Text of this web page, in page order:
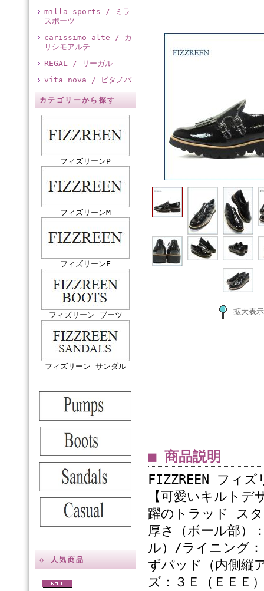
milla sports / ミラ
スポーツ
carissimo alte / カ
リシモアルテ
REGAL / リーガル
vita nova / ビタノバ
カテゴリーから探す
フィズリーンP
フィズリーンM
フィズリーンF
フィズリーン ブーツ
フィズリーン サンダル
◇ 人気商品
拡大表示
■ 商品説明
FIZZREEN フ
【可愛いキルト
躍のトラッド ス
厚さ（ボール部）
ル）/ライニング
ずパッド（内側縦
ズ：３Ｅ（ＥＥＥ